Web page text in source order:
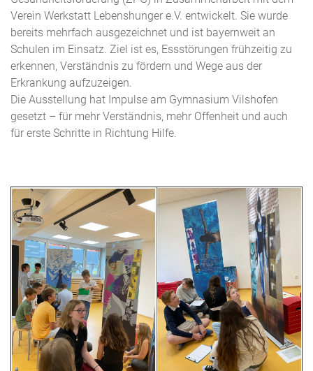
Verein Werkstatt Lebenshunger e.V. entwickelt. Sie wurde
bereits mehrfach ausgezeichnet und ist bayernweit an
Schulen im Einsatz. Ziel ist es, Essstörungen frühzeitig zu
erkennen, Verständnis zu fördern und Wege aus der
Erkrankung aufzuzeigen.
Die Ausstellung hat Impulse am Gymnasium Vilshofen
gesetzt – für mehr Verständnis, mehr Offenheit und auch
für erste Schritte in Richtung Hilfe.